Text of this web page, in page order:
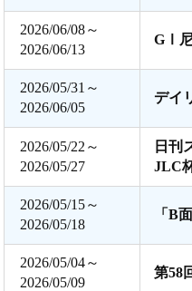
2026/06/08～
2026/06/13
GⅠ尼
2026/05/31～
2026/06/05
デイ
2026/05/22～
2026/05/27
日刊
JLC
2026/05/15～
2026/05/18
「B
2026/05/04～
2026/05/09
第58